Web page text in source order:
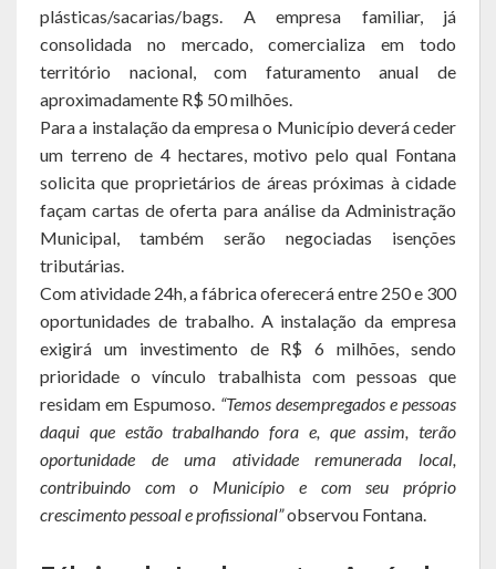
Publicações
Contratos | Atas | Aditivos
Editais de Licitação
Parcerias | Patrocínio | Fomento | Colaboração | Convênios
Concurso | Processo Seletivo | COMDICA | Audiência Pública
Orçamento Anual
Legislação
Portarias | Atos Administrativos
Aluno | Discente
Saneamento Básico
plásticas/sacarias/bags. A empresa familiar, já
consolidada no mercado, comercializa em todo
território nacional, com faturamento anual de
aproximadamente R$ 50 milhões.
Para a instalação da empresa o Município deverá ceder
um terreno de 4 hectares, motivo pelo qual Fontana
solicita que proprietários de áreas próximas à cidade
façam cartas de oferta para análise da Administração
Municipal, também serão negociadas isenções
tributárias.
Com atividade 24h, a fábrica oferecerá entre 250 e 300
oportunidades de trabalho. A instalação da empresa
exigirá um investimento de R$ 6 milhões, sendo
prioridade o vínculo trabalhista com pessoas que
residam em Espumoso. “Temos desempregados e pessoas
daqui que estão trabalhando fora e, que assim, terão
oportunidade de uma atividade remunerada local,
contribuindo com o Município e com seu próprio
crescimento pessoal e profissional”observou Fontana.